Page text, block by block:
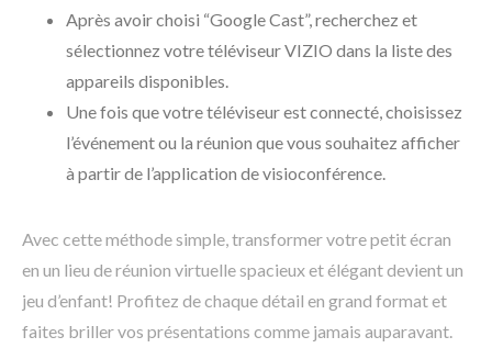
Après avoir choisi “Google Cast”, recherchez et
sélectionnez votre téléviseur VIZIO dans la liste des
appareils disponibles.
Une fois que votre téléviseur est connecté, choisissez
l’événement ou la réunion que vous souhaitez afficher
à partir de l’application de visioconférence.
Avec cette méthode simple, transformer votre petit écran
en un lieu de réunion virtuelle spacieux et élégant devient un
jeu d’enfant! Profitez de chaque détail en grand format et
faites briller vos présentations comme jamais auparavant.